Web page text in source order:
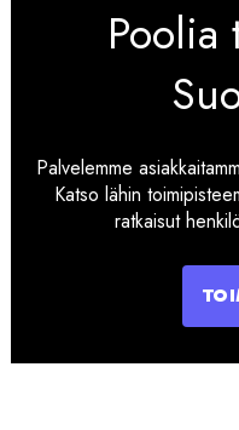
Palvelemme
Katso lähin
ratkaisut